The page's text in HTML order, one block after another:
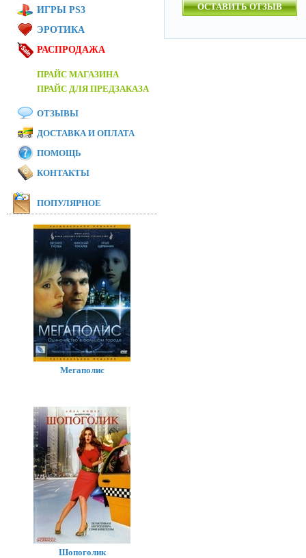
ОСТАВИТЬ ОТЗЫВ
ИГРЫ PS3
ЭРОТИКА
РАСПРОДАЖА
ПРАЙС МАГАЗИНА
ПРАЙС ДЛЯ ПРЕДЗАКАЗА
ОТЗЫВЫ
ДОСТАВКА И ОПЛАТА
ПОМОЩЬ
КОНТАКТЫ
ПОПУЛЯРНОЕ
Мегаполис
Шопоголик